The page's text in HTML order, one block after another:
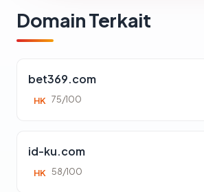
Domain Terkait
bet369.com
HK 75/100
id-ku.com
HK 58/100